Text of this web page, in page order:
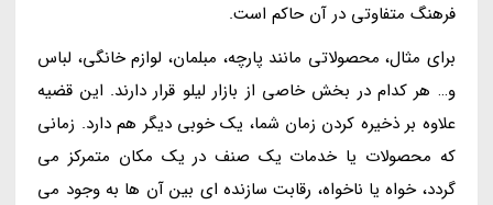
فرهنگ متفاوتی در آن حاکم است.
برای مثال، محصولاتی مانند پارچه، مبلمان، لوازم خانگی، لباس
و… هر کدام در بخش خاصی از بازار لیلو قرار دارند. این قضیه
علاوه بر ذخیره کردن زمان شما، یک خوبی دیگر هم دارد. زمانی
که محصولات یا خدمات یک صنف در یک مکان متمرکز می
گردد، خواه یا ناخواه، رقابت سازنده ای بین آن ها به وجود می